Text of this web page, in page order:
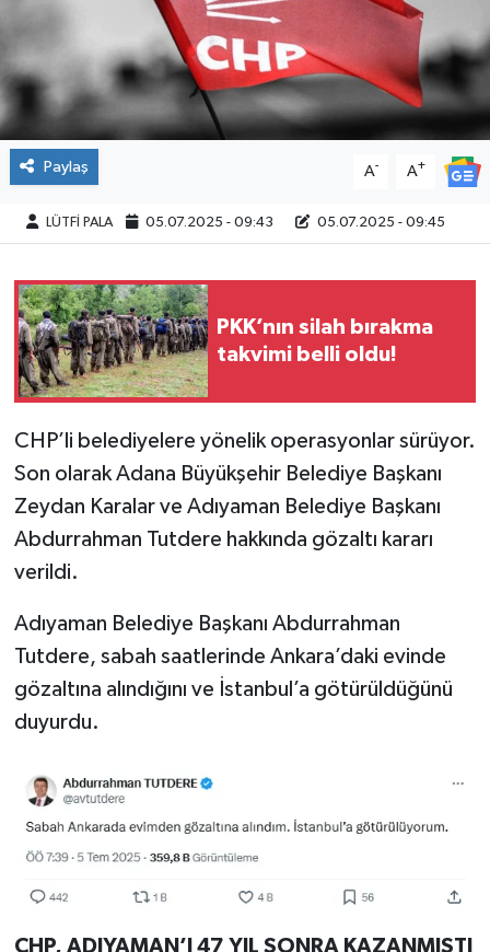
Paylaş A- A+
LÜTFİ PALA 05.07.2025 - 09:43 05.07.2025 - 09:45
PKK’nın silah bırakma
takvimi belli oldu!
CHP’li belediyelere yönelik operasyonlar sürüyor.
Son olarak Adana Büyükşehir Belediye Başkanı
Zeydan Karalar ve Adıyaman Belediye Başkanı
Abdurrahman Tutdere hakkında gözaltı kararı
verildi.
Adıyaman Belediye Başkanı Abdurrahman
Tutdere, sabah saatlerinde Ankara’daki evinde
gözaltına alındığını ve İstanbul’a götürüldüğünü
duyurdu.
CHP, ADIYAMAN’I 47 YIL SONRA KAZANMIŞTI